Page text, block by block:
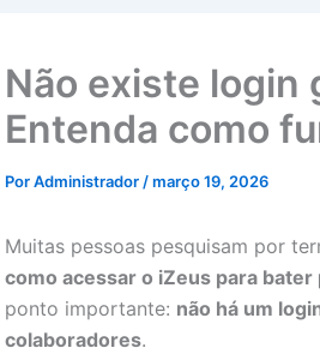
Não existe login
Entenda como
PorAdministrador /março 19, 2026
Muitas pessoas pesquisam por
como acessar o iZeus para bater
ponto importante: não há um
colaboradores.